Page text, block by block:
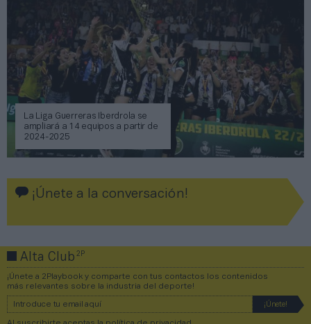
La Liga Guerreras Iberdrola se
ampliará a 14 equipos a partir de
2024-2025
¡Únete a la conversación!
Alta Club2P
¡Únete a 2Playbook y comparte con tus contactos los contenidos
más relevantes sobre la industria del deporte!